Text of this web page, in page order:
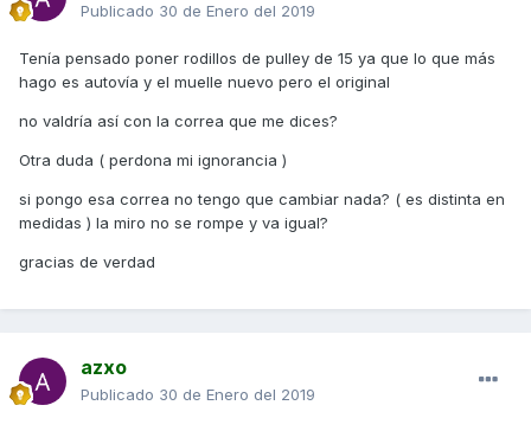
Publicado 30 de Enero del 2019
Tenía pensado poner rodillos de pulley de 15 ya que lo que más
hago es autovía y el muelle nuevo pero el original
no valdría así con la correa que me dices?
Otra duda ( perdona mi ignorancia )
si pongo esa correa no tengo que cambiar nada? ( es distinta en
medidas ) la miro no se rompe y va igual?
gracias de verdad
azxo
Publicado 30 de Enero del 2019